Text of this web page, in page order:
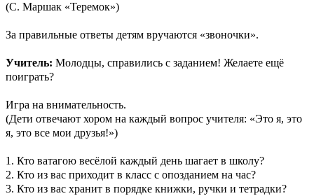
(С. Маршак «Теремок»)
За правильные ответы детям вручаются «звоночки».
Учитель: Молодцы, справились с заданием! Желаете ещё
поиграть?
Игра на внимательность.
(Дети отвечают хором на каждый вопрос учителя: «Это я, это
я, это все мои друзья!»)
1. Кто ватагою весёлой каждый день шагает в школу?
2. Кто из вас приходит в класс с опозданием на час?
3. Кто из вас хранит в порядке книжки, ручки и тетрадки?